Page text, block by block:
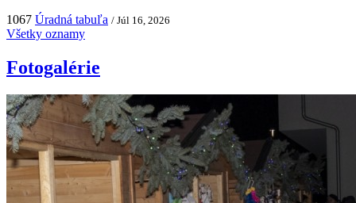
1067 Úradná tabuľa / Júl 16, 2026
Všetky oznamy
Fotogalérie